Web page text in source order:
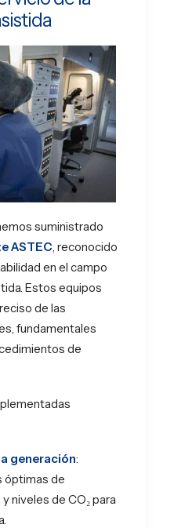
suministrado
ASTEC , reconocido
en el campo
Estos equipos
de las
fundamentales
de
generación:
óptimas de
niveles de CO₂ para